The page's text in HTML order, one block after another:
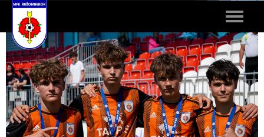
Toggle